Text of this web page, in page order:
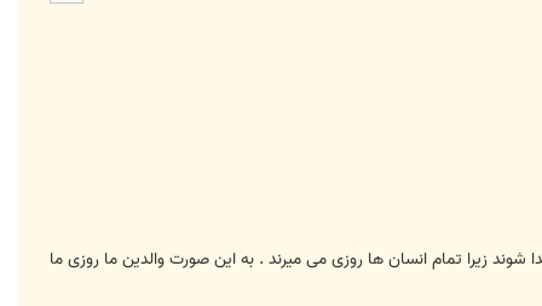
زیرا تمام انسان ها روزی می میرند . به این صورت والدین ما روزی ما